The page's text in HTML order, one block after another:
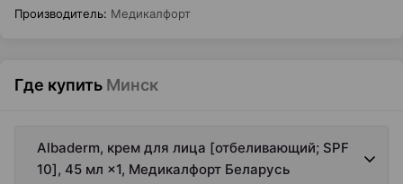
Производитель: Медикалфорт
Где купить Минск
Albaderm, крем для лица [отбеливающий; SPF
10], 45 мл ×1, Медикалфорт Беларусь